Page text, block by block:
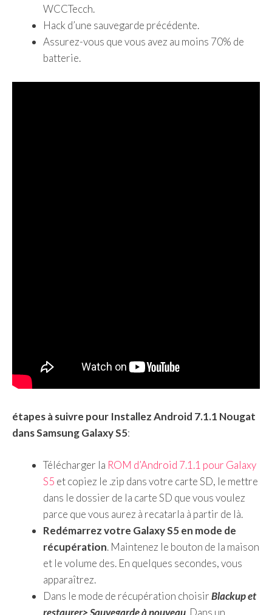
WCCTecch.
Hack d’une sauvegarde précédente.
Assurez-vous que vous avez au moins 70% de
batterie.
étapes à suivre pour Installez Android 7.1.1 Nougat
dans Samsung Galaxy S5:
Télécharger la ROM d’Android 7.1.1 pour Galaxy
S5 et copiez le .zip dans votre carte SD, le mettre
dans le dossier de la carte SD que vous voulez
parce que vous aurez à recatarla à partir de là.
Redémarrez votre Galaxy S5 en mode de
récupération. Maintenez le bouton de la maison
et le volume des. En quelques secondes, vous
apparaîtrez.
Dans le mode de récupération choisirBlackup et
restaurer> Sauvegarde à nouveau . Dans un